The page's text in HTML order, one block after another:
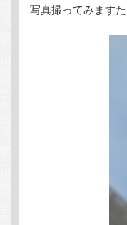
ン
テ
写真撮ってみます